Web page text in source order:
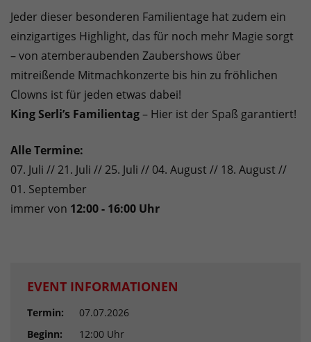
Jeder dieser besonderen Familientage hat zudem ein
einzigartiges Highlight, das für noch mehr Magie sorgt
– von atemberaubenden Zaubershows über
mitreißende Mitmachkonzerte bis hin zu fröhlichen
Clowns ist für jeden etwas dabei!
King Serli’s Familientag– Hier ist der Spaß garantiert!
Alle Termine:
07. Juli // 21. Juli // 25. Juli // 04. August // 18. August //
01. September
immer von 12:00 - 16:00 Uhr
EVENT INFORMATIONEN
Termin:
07.07.2026
Beginn:
12:00 Uhr